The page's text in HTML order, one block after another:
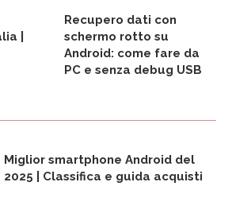
|
Recupero dati con
schermo rotto su
Android: come fare da
PC e senza debug USB
Miglior smartphone Android del
2025 | Classifica e guida acquisti